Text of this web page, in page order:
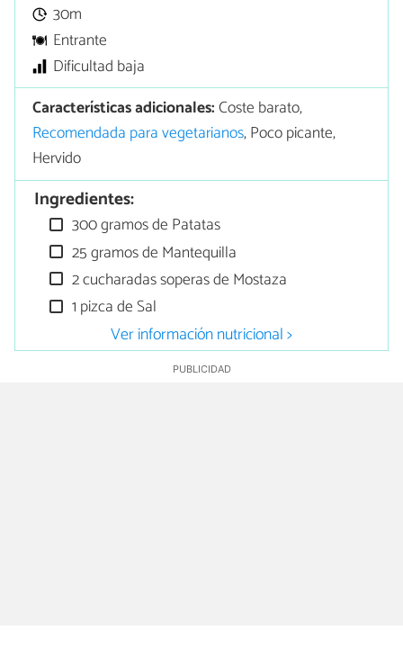
30m
Entrante
Dificultad baja
Características adicionales:Coste barato,
Recomendada para vegetarianos, Poco picante,
Hervido
Ingredientes:
300 gramos de Patatas
25 gramos de Mantequilla
2 cucharadas soperas de Mostaza
1 pizca de Sal
Ver información nutricional >